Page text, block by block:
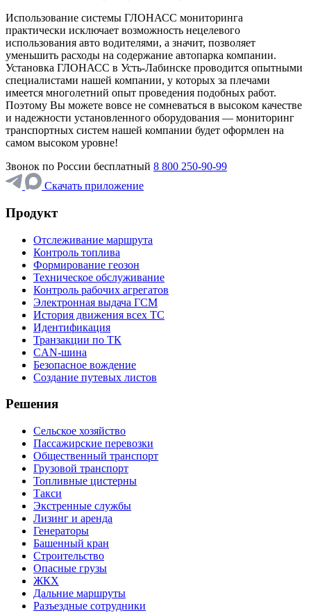
Использование системы ГЛОНАСС мониторинга
практически исключает возможность нецелевого
использования авто водителями, а значит, позволяет
уменьшить расходы на содержание автопарка компании.
Установка ГЛОНАСС в Усть-Лабинске проводится опытными
специалистами нашей компании, у которых за плечами
имеется многолетний опыт проведения подобных работ.
Поэтому Вы можете вовсе не сомневаться в высоком качестве
и надежности установленного оборудования — мониторинг
транспортных систем нашей компании будет оформлен на
самом высоком уровне!
Звонок по России бесплатный 8 800 250-90-99
Скачать приложение
Продукт
Отслеживание маршрута
Контроль топлива
Формирование геозон
Техническое обслуживание
Контроль рабочих агрегатов
Электронная выдача ГСМ
История движения всех ТС
Идентификация
Транзакции по ТК
CAN-шина
Безопасное вождение
Создание путевых листов
Решения
Сельское хозяйство
Пассажирские перевозки
Общественный транспорт
Грузовой транспорт
Топливные цистерны
Такси
Экстренные службы
Лизинг и аренда
Генераторы
Башенный кран
Строительство
Опасные грузы
ЖКХ
Дальние маршруты
Разъездные сотрудники